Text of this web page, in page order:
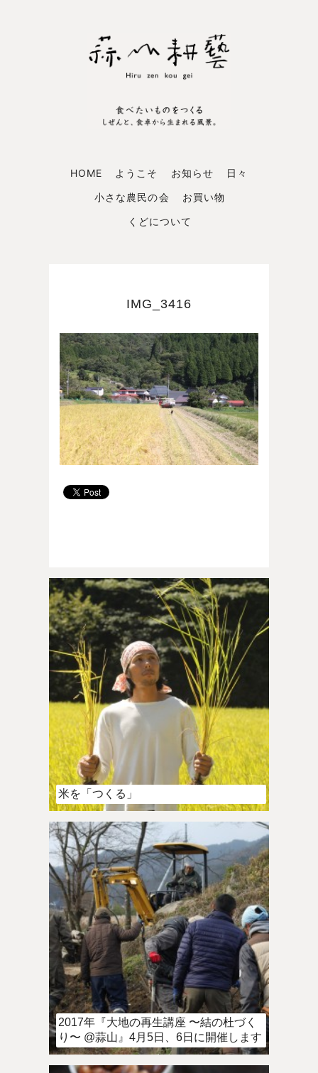
HOME ようこそ お知らせ
日々
小さな農民の会
お買い物
くどについて
IMG_3416
米を「つくる」
2017年『大地の再生講座 〜結の杜づく
り〜 @蒜山』4月5日、6日に開催します